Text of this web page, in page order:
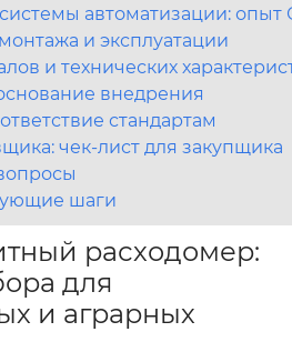
системы автоматизации:
и эксплуатации
и технических
внедрения
стандартам
чек-лист для закупщика
шаги
расходомер:
для
и аграрных